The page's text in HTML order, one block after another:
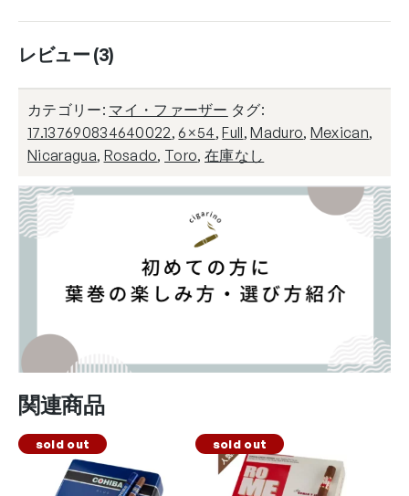
レビュー (3)
カテゴリー: マイ・ファーザー タグ:
17.137690834640022,6×54,Full,Maduro, Mexican,
Nicaragua, Rosado, Toro,在庫なし
関連商品
sold out sold out